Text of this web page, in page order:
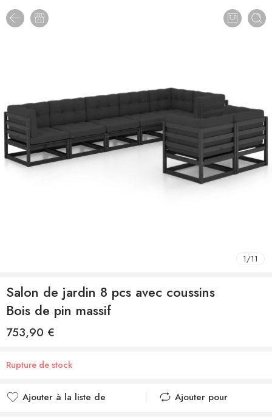
1/11
Salon de jardin 8 pcs avec coussins
Bois de pin massif
753,90 €
Rupture de stock
Ajouter à la liste de
Ajouter pour